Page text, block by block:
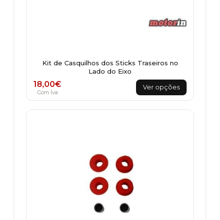
Kit de Casquilhos dos Sticks Traseiros no
Lado do Eixo
18,00€
Com Iva
Ver opções
This
product
has
multiple